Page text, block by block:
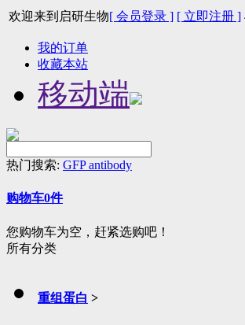
欢迎来到启研生物[ 会员登录 ] [ 立即注册 ]
我的订单
收藏本站
移动端
热门搜索: GFP antibody
购物车0件
您购物车为空，赶紧选购吧！
所有分类
重组蛋白 >